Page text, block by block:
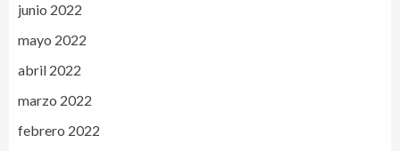
junio 2022
mayo 2022
abril 2022
marzo 2022
febrero 2022